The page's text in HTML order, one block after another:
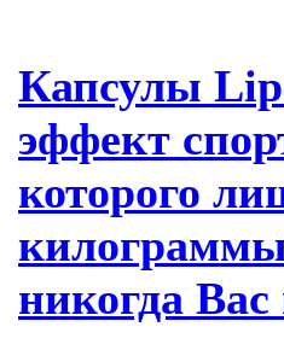
Капсулы
эффект
которого
никогда Вас